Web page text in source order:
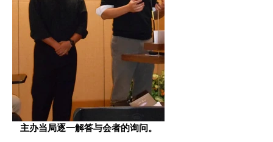
主办当局逐一解答与会者的询问。